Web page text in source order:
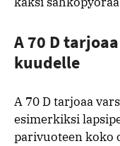
A 70 D
kuudelle
A 70 D tarjoaa
esimerkiksi
parivuoteen koko